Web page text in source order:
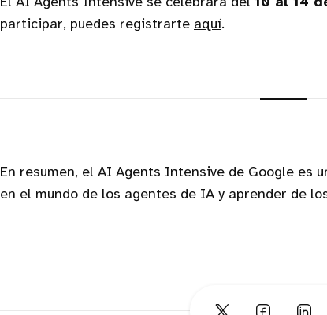
participar, puedes registrarte aquí.
En resumen, el AI Agents Intensive de Google es
en el mundo de los agentes de IA y aprender de